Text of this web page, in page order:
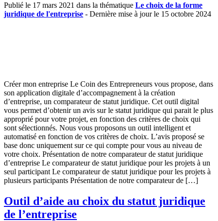
Publié le 17 mars 2021 dans la thématique Le choix de la forme
juridique de l'entreprise - Dernière mise à jour le 15 octobre 2024
Créer mon entreprise Le Coin des Entrepreneurs vous propose, dans
son application digitale d’accompagnement à la création
d’entreprise, un comparateur de statut juridique. Cet outil digital
vous permet d’obtenir un avis sur le statut juridique qui parait le plus
approprié pour votre projet, en fonction des critères de choix qui
sont sélectionnés. Nous vous proposons un outil intelligent et
automatisé en fonction de vos critères de choix. L’avis proposé se
base donc uniquement sur ce qui compte pour vous au niveau de
votre choix. Présentation de notre comparateur de statut juridique
d’entreprise Le comparateur de statut juridique pour les projets à un
seul participant Le comparateur de statut juridique pour les projets à
plusieurs participants Présentation de notre comparateur de […]
Outil d’aide au choix du statut juridique
de l’entreprise